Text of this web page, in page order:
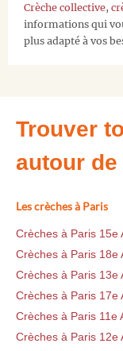
Crèche collective,
informations qui
plus adapté à vos
Trouver
autour
Les crèches à Paris
Crèches à Paris 15e
Crèches à Paris 18e
Crèches à Paris 13e
Crèches à Paris 17e
Crèches à Paris 11e
Crèches à Paris 12e